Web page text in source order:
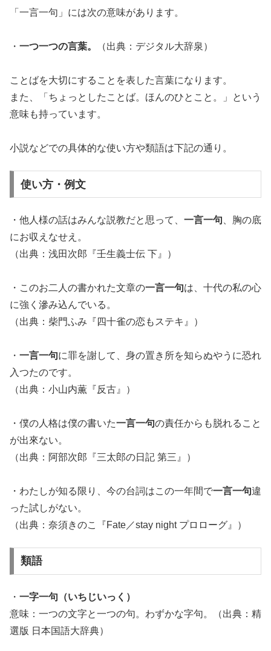
「一言一句」には次の意味があります。
・ 一つ一つの言葉。 （出典：デジタル大辞泉）
ことばを大切にすることを表した言葉になります。
また、「ちょっとしたことば。ほんのひとこと。」という
意味も持っています。
小説などでの具体的な使い方や類語は下記の通り。
使い方・例文
・ 他人様の話はみんな説教だと思って、 一言一句 、胸の底
にお収 えなせえ。
（出典：浅田次郎『壬生義士伝 下』）
・このお二人の書かれた文章の一言一句は、十代の私の心
に強く 滲み込んでいる。
（出典：柴門ふみ『四十雀の恋もステキ』）
・ 一言一句に罪を謝して、身の置き所を知らぬやうに恐れ
入つたのです。
（出典：小山内薫『反古』）
・僕の人格は僕の書いた一言一句の責任からも脱れること
が出來ない。
（出典：阿部次郎『三太郎の日記 第三』）
・わたしが知る限り、今の台詞はこの一年間で一言一句違
った試しがない。
（出典：奈須きのこ『Fate／stay night プロローグ』）
類語
・ 一字一句（いちじいっく）
意味：一つの文字と一つの句。わずかな字句。（出典：精
選版 日本国語大辞典）